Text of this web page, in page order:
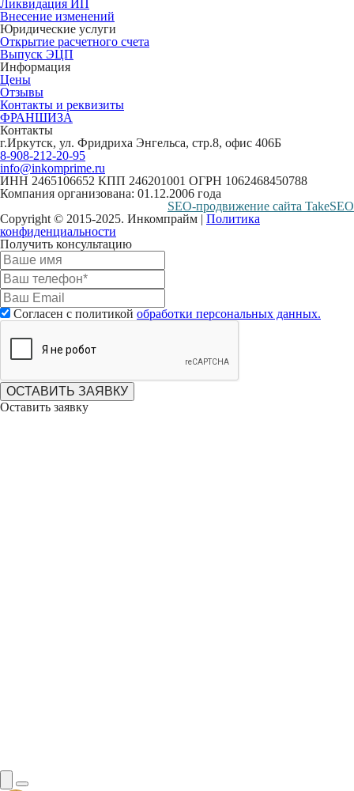
Ликвидация ИП
Внесение изменений
Юридические услуги
Открытие расчетного счета
Выпуск ЭЦП
Информация
Цены
Отзывы
Контакты и реквизиты
ФРАНШИЗА
Контакты
г.Иркутск, ул. Фридриха Энгельса, стр.8, офис 406Б
8-908-212-20-95
info@inkomprime.ru
ИНН 2465106652 КПП 246201001 ОГРН 1062468450788
Компания организована: 01.12.2006 года
SEO-продвижение сайта TakeSEO
Copyright © 2015-2025. Инкомпрайм | Политика
конфиденциальности
Получить консультацию
Согласен с политикой обработки персональных данных.
ОСТАВИТЬ ЗАЯВКУ
Оставить заявку